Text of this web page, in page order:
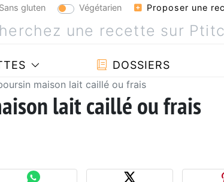
Sans gluten Végétarien Proposer une
DOSSIERS
maison lait caillé ou frais
lait caillé ou frais